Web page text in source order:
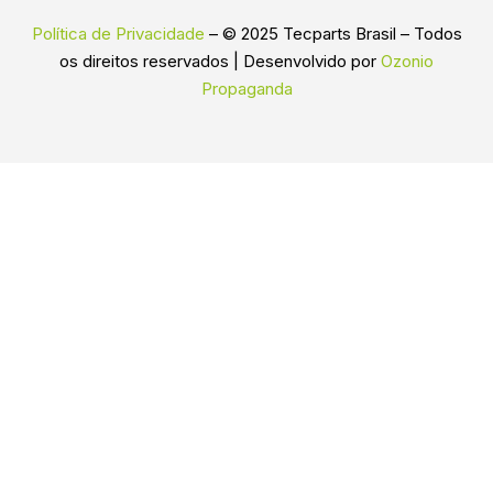
Política de Privacidade – © 2025 Tecparts Brasil – Todos
os direitos reservados | Desenvolvido por Ozonio
Propaganda